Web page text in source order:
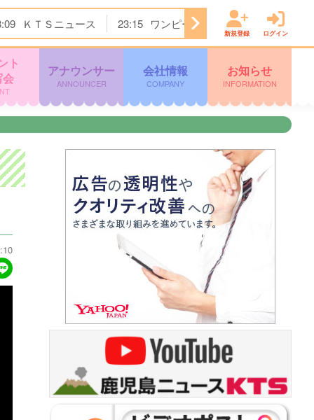
ＫＴＳニュース 23:15 ワンピース 23:45 すぽると！
新規登録 ログイン
ト
アナウンサー
ANNOUNCER
会社情報
COMPANY
お知らせ
INFORMATION